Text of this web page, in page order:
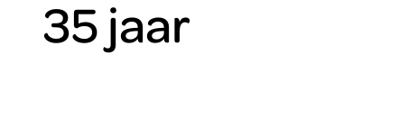
ARTIS
35 jaar